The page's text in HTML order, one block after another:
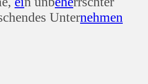
Unternehmen